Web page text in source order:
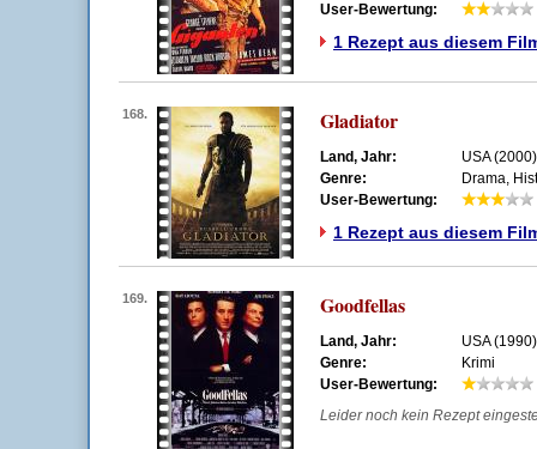
User-Bewertung:
1 Rezept aus diesem
168. Gladiator
Land, Jahr:
USA (2000)
Genre:
Drama,
User-Bewertung:
1 Rezept aus diesem
169. Goodfellas
Land, Jahr:
USA (1990)
Genre:
Krimi
User-Bewertung:
Leider noch kein Rezept